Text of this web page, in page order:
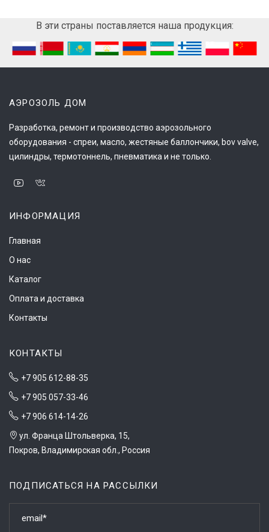
В эти страны поставляется наша продукция:
АЭРОЗОЛЬ ДОМ
Разработка, ремонт и производство аэрозольного
оборудования - спреи, масло, жестяные баллончики, bov valve,
цилиндры, термотоннель, пневматика и не только.
ИНФОРМАЦИЯ
Главная
О нас
Каталог
Оплата и доставка
Контакты
КОНТАКТЫ
+7 905 612-88-35
+7 905 057-33-46
+7 906 614-14-26
ул. Франца Штольверка, 15,
Покров, Владимирская обл., Россия
ПОДПИСАТЬСЯ НА РАССЫЛКИ